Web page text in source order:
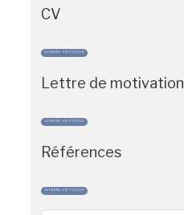
CV
JOINDRE UN FICHIER
Lettre de motivation
JOINDRE UN FICHIER
Références
JOINDRE UN FICHIER